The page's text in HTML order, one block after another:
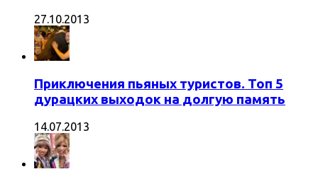
27.10.2013
Приключения пьяных туристов. Топ 5
дурацких выходок на долгую память
14.07.2013